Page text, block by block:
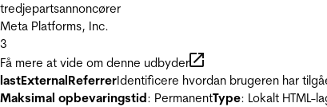
tredjepartsannoncører
Meta Platforms, Inc.
3
Få mere at vide om denne udbyder
lastExternalReferrerIdentificere hvordan brugeren har
Maksimal opbevaringstid: PermanentType: Lokalt HTML-